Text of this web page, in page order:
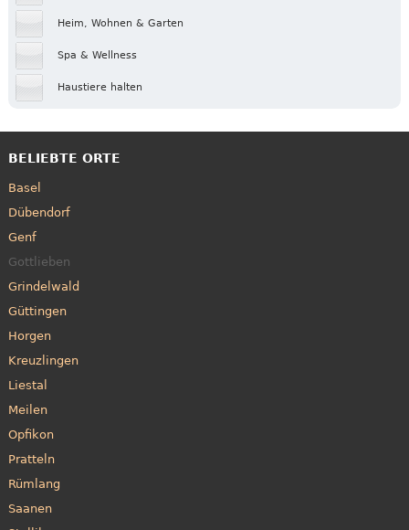
Heim, Wohnen & Garten
Spa & Wellness
Haustiere halten
BELIEBTE ORTE
Basel
Dübendorf
Genf
Gottlieben
Grindelwald
Güttingen
Horgen
Kreuzlingen
Liestal
Meilen
Opfikon
Pratteln
Rümlang
Saanen